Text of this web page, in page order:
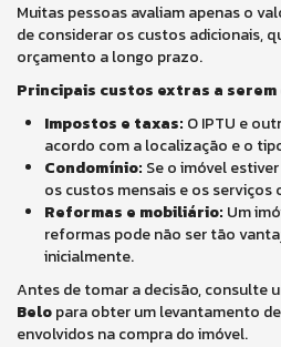
Muitas pessoas avaliam apenas o
de considerar os custos adicionais,
orçamento a longo prazo.
Principais custos extras a
Impostos e taxas: O IPTU e
acordo com a localização e o
Condomínio: Se o imóvel
os custos mensais e os serviços
Reformas e mobiliário: Um
reformas pode não ser tão
inicialmente.
Antes de tomar a decisão, consulte
Belopara obter um levantamento
envolvidos na compra do imóvel.